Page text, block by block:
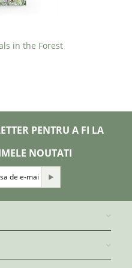
in the Forest
PENTRU A FI LA
NOUTATI